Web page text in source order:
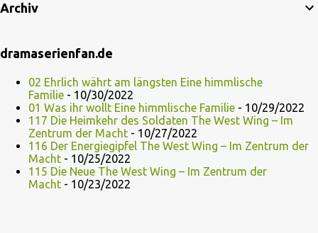
Archiv
dramaserienfan.de
02 Ehrlich währt am längsten Eine himmlische
Familie - 10/30/2022
01 Was ihr wollt Eine himmlische Familie - 10/29/2022
117 Die Heimkehr des Soldaten The West Wing – Im
Zentrum der Macht - 10/27/2022
116 Der Energiegipfel The West Wing – Im Zentrum der
Macht - 10/25/2022
115 Die Neue The West Wing – Im Zentrum der
Macht - 10/23/2022